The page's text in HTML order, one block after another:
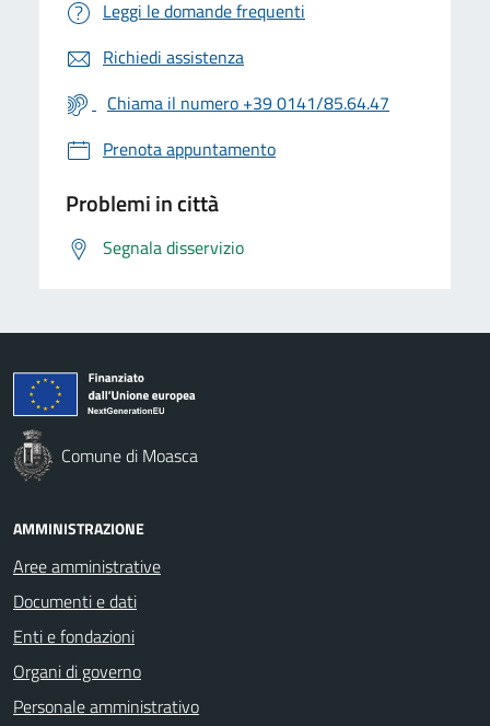
Leggi le domande frequenti
Richiedi assistenza
Chiama il numero +39 0141/85.64.47
Prenota appuntamento
Problemi in città
Segnala disservizio
Comune di Moasca
AMMINISTRAZIONE
Aree amministrative
Documenti e dati
Enti e fondazioni
Organi di governo
Personale amministrativo